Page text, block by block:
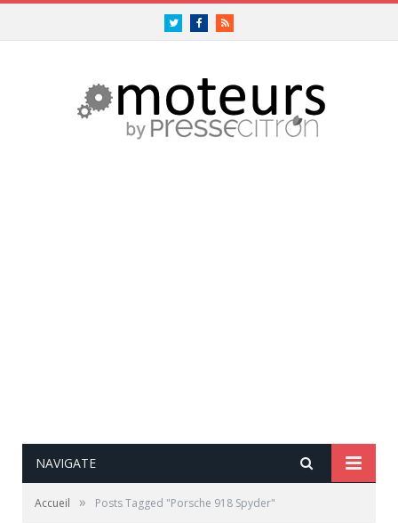
TwitterFacebookRSS
NAVIGATE
Accueil » Posts Tagged "Porsche 918 Spyder"